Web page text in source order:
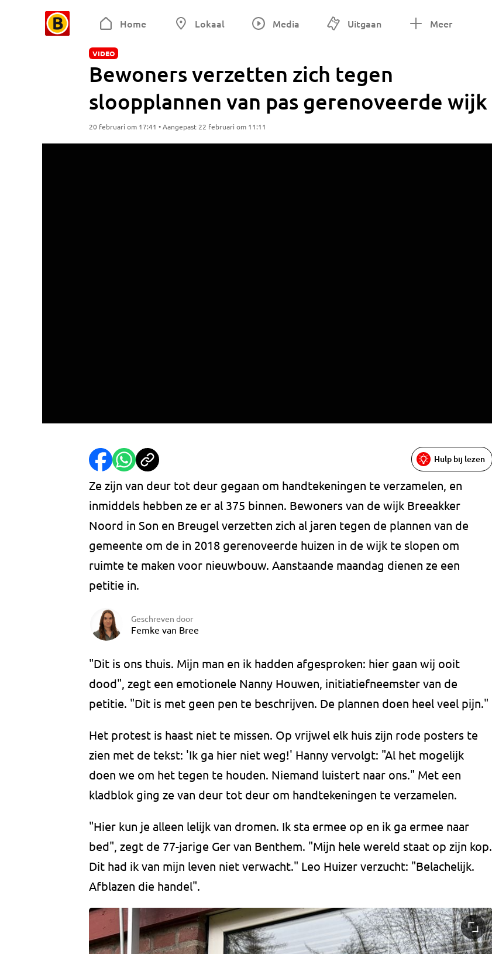
Home Lokaal Media Uitgaan Meer
VIDEO
Bewoners verzetten zich tegen
sloopplannen van pas gerenoveerde wijk
20 februari om 17:41 • Aangepast 22 februari om 11:11
Hulp bij lezen
Ze zijn van deur tot deur gegaan om handtekeningen te verzamelen, en
inmiddels hebben ze er al 375 binnen. Bewoners van de wijk Breeakker
Noord in Son en Breugel verzetten zich al jaren tegen de plannen van de
gemeente om de in 2018 gerenoveerde huizen in de wijk te slopen om
ruimte te maken voor nieuwbouw. Aanstaande maandag dienen ze een
petitie in.
Geschreven door
Femke van Bree
"Dit is ons thuis. Mijn man en ik hadden afgesproken: hier gaan wij ooit
dood", zegt een emotionele Nanny Houwen, initiatiefneemster van de
petitie. "Dit is met geen pen te beschrijven. De plannen doen heel veel pijn."
Het protest is haast niet te missen. Op vrijwel elk huis zijn rode posters te
zien met de tekst: 'Ik ga hier niet weg!' Hanny vervolgt: "Al het mogelijk
doen we om het tegen te houden. Niemand luistert naar ons." Met een
kladblok ging ze van deur tot deur om handtekeningen te verzamelen.
"Hier kun je alleen lelijk van dromen. Ik sta ermee op en ik ga ermee naar
bed", zegt de 77-jarige Ger van Benthem. "Mijn hele wereld staat op zijn kop.
Dit had ik van mijn leven niet verwacht." Leo Huizer verzucht: "Belachelijk.
Afblazen die handel".